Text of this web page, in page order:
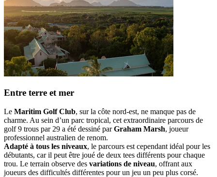
Entre terre et mer
Le Maritim Golf Club, sur la côte nord-est, ne manque pas de
charme. Au sein d’un parc tropical, cet extraordinaire parcours de
golf 9 trous par 29 a été dessiné parGraham Marsh, joueur
professionnel australien de renom.
Adapté à tous les niveaux, le parcours est cependant idéal pour les
débutants, car il peut être joué de deux tees différents pour chaque
trou. Le terrain observe des variations de niveau, offrant aux
joueurs des difficultés différentes pour un jeu un peu plus corsé.